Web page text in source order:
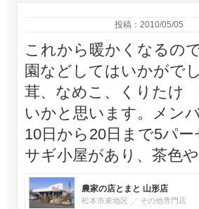
投稿：2010/05/05
これから暖かくなるの
園などしてはいかがで
茸、なめこ、くりたけ
いかと思います。メン
10日から20日まで5パ
サギ小屋があり、茶色
農家の店とまと 山形店
松本市東地区 その他専門店